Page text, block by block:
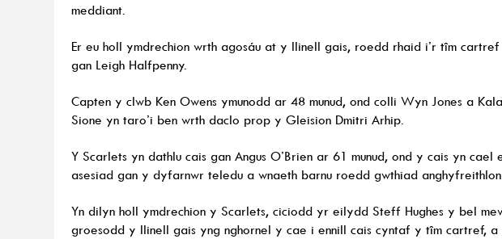
meddiant.
Er eu holl ymdrechion wrth agosáu at y llinell gais, roedd rhaid i’r tîm
gan Leigh Halfpenny.
Capten y clwb Ken Owens ymunodd ar 48 munud, ond colli Wyn Jones a
Sione yn taro’i ben wrth daclo prop y Gleision Dmitri Arhip.
Y Scarlets yn dathlu cais gan Angus O’Brien ar 61 munud, ond y cais yn
asesiad gan y dyfarnwr teledu a wnaeth barnu roedd gwthiad
Yn dilyn holl ymdrechion y Scarlets, ciciodd yr eilydd Steff Hughes y bel
groesodd y llinell gais yng nghornel y cae i ennill cais cyntaf y tîm cartref,